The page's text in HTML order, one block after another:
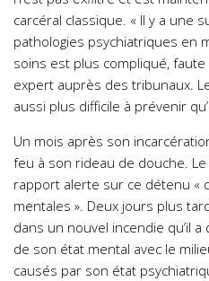
carcéral classique. « Il y a une
pathologies psychiatriques en
soins est plus compliqué,
expert auprès des tribunaux.
aussi plus difficile à prévenir
Un mois après son
feu à son rideau de douche.
rapport alerte sur ce détenu «
mentales ». Deux jours plus
dans un nouvel incendie qu’il a
de son état mental avec le
causés par son état